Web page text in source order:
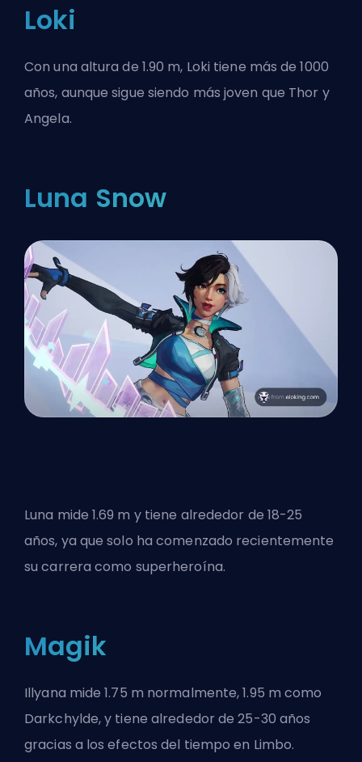
Loki
Con una altura de 1.90 m, Loki tiene más de 1000
años, aunque sigue siendo más joven que Thor y
Angela.
Luna Snow
Luna mide 1.69 m y tiene alrededor de 18-25
años, ya que solo ha comenzado recientemente
su carrera como superheroína.
Magik
Illyana mide 1.75 m normalmente, 1.95 m como
Darkchylde, y tiene alrededor de 25-30 años
gracias a los efectos del tiempo en Limbo.